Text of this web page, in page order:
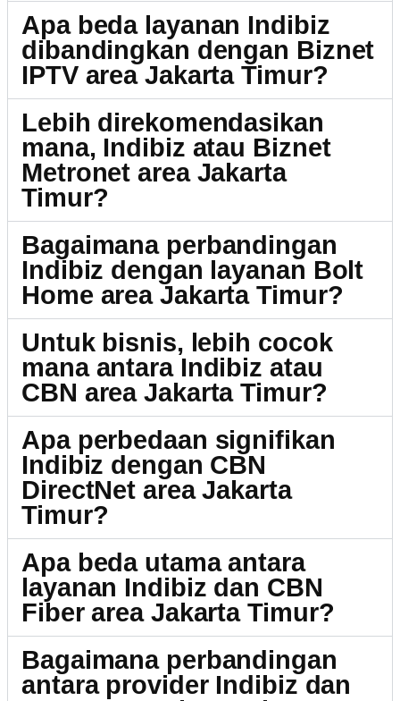
Apa beda layanan Indibiz
dibandingkan dengan Biznet
IPTV area Jakarta Timur?
Lebih direkomendasikan
mana, Indibiz atau Biznet
Metronet area Jakarta
Timur?
Bagaimana perbandingan
Indibiz dengan layanan Bolt
Home area Jakarta Timur?
Untuk bisnis, lebih cocok
mana antara Indibiz atau
CBN area Jakarta Timur?
Apa perbedaan signifikan
Indibiz dengan CBN
DirectNet area Jakarta
Timur?
Apa beda utama antara
layanan Indibiz dan CBN
Fiber area Jakarta Timur?
Bagaimana perbandingan
antara provider Indibiz dan